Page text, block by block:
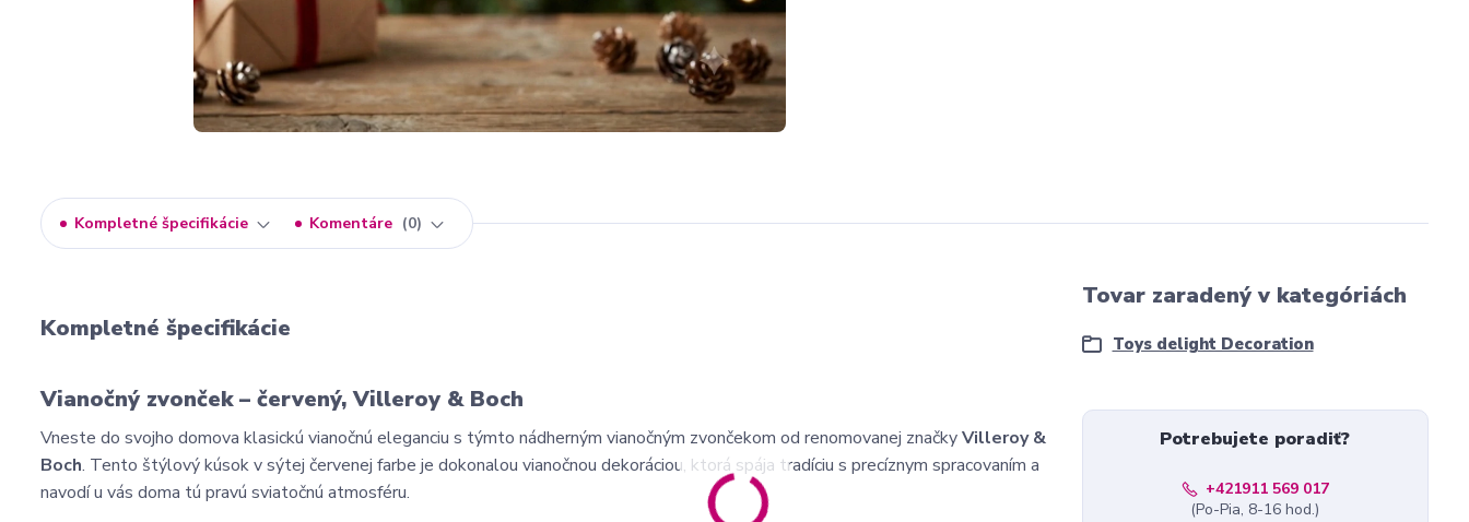
Kompletné špecifikácie Komentáre 0
Kompletné špecifikácie
Vianočný zvonček – červený, Villeroy & Boch
Vneste do svojho domova klasickú vianočnú eleganciu s týmto nádherným vianočným zvončekom od renomovanej značkyVilleroy &
Boch. Tento štýlový kúsok v sýtej červenej farbe je dokonalou vianočnou dekoráciou, ktorá spája tradíciu s precíznym spracovaním a
navodí u vás doma tú pravú sviatočnú atmosféru.
Tovar zaradený v kategóriách
Toys delight Decoration
Potrebujete poradiť?
+421911 569 017
(Po-Pia, 8-16 hod.)